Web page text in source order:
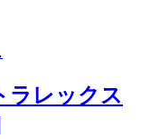
ラレックス